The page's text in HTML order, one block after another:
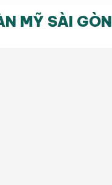
MỸ SÀI GÒN